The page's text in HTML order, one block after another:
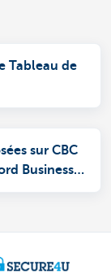
Tableau de
sur CBC
Business